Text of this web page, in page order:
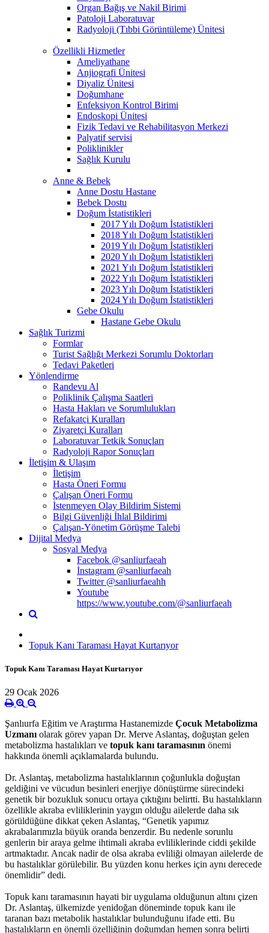
Organ Bağış ve Nakil Birimi
Patoloji Laboratuvar
Radyoloji (Tıbbi Görüntüleme) Ünitesi
Özellikli Hizmetler
Ameliyathane
Anjiografi Ünitesi
Diyaliz Ünitesi
Doğumhane
Enfeksiyon Kontrol Birimi
Endoskopi Ünitesi
Fizik Tedavi ve Rehabilitasyon Merkezi
Palyatif servisi
Poliklinikler
Sağlık Kurulu
Anne & Bebek
Anne Dostu Hastane
Bebek Dostu
Doğum İstatistikleri
2017 Yılı Doğum İstatistikleri
2018 Yılı Doğum İstatistikleri
2019 Yılı Doğum İstatistikleri
2020 Yılı Doğum İstatistikleri
2021 Yılı Doğum İstatistikleri
2022 Yılı Doğum İstatistikleri
2023 Yılı Doğum İstatistikleri
2024 Yılı Doğum İstatistikleri
Gebe Okulu
Hastane Gebe Okulu
Sağlık Turizmi
Formlar
Turist Sağlığı Merkezi Sorumlu Doktorları
Tedavi Paketleri
Yönlendirme
Randevu Al
Poliklinik Çalışma Saatleri
Hasta Hakları ve Sorumlulukları
Refakatçi Kuralları
Ziyaretçi Kuralları
Laboratuvar Tetkik Sonuçları
Radyoloji Rapor Sonuçları
İletişim & Ulaşım
İletişim
Hasta Öneri Formu
Çalışan Öneri Formu
İstenmeyen Olay Bildirim Sistemi
Bilgi Güvenliği İhlal Bildirimi
Çalışan-Yönetim Görüşme Talebi
Dijital Medya
Sosyal Medya
Facebok @sanliurfaeah
İnstagram @sanliurfaeah
Twitter @sanliurfaeahh
Youtube
https://www.youtube.com/@sanliurfaeah
Topuk Kanı Taraması Hayat Kurtarıyor
Topuk Kanı Taraması Hayat Kurtarıyor
29 Ocak 2026
Şanlıurfa Eğitim ve Araştırma Hastanemizde Çocuk Metabolizma
Uzmanı olarak görev yapan Dr. Merve Aslantaş, doğuştan gelen
metabolizma hastalıkları ve topuk kanı taramasının önemi
hakkında önemli açıklamalarda bulundu.
Dr. Aslantaş, metabolizma hastalıklarının çoğunlukla doğuştan
geldiğini ve vücudun besinleri enerjiye dönüştürme sürecindeki
genetik bir bozukluk sonucu ortaya çıktığını belirtti. Bu hastalıkların
özellikle akraba evliliklerinin yaygın olduğu ailelerde daha sık
görüldüğüne dikkat çeken Aslantaş, “Genetik yapımız
akrabalarımızla büyük oranda benzerdir. Bu nedenle sorunlu
genlerin bir araya gelme ihtimali akraba evliliklerinde ciddi şekilde
artmaktadır. Ancak nadir de olsa akraba evliliği olmayan ailelerde de
bu hastalıklar görülebilir. Bu yüzden konu herkes için aynı derecede
önemlidir” dedi.
Topuk kanı taramasının hayati bir uygulama olduğunun altını çizen
Dr. Aslantaş, ülkemizde yenidoğan döneminde topuk kanı ile
taranan bazı metabolik hastalıklar bulunduğunu ifade etti. Bu
hastalıkların en önemli özelliğinin doğumdan hemen sonra belirti